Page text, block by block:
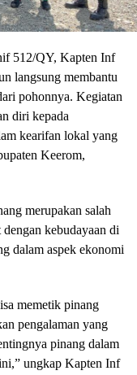
512/QY, Kapten Inf
langsung membantu
pohonnya. Kegiatan
diri kepada
kearifan lokal yang
Keerom,
merupakan salah
kebudayaan di
dalam aspek ekonomi
memetik pinang
pengalaman yang
pinang dalam
ungkap Kapten Inf